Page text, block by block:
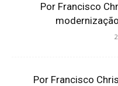
Por Francisco
Por Francisco